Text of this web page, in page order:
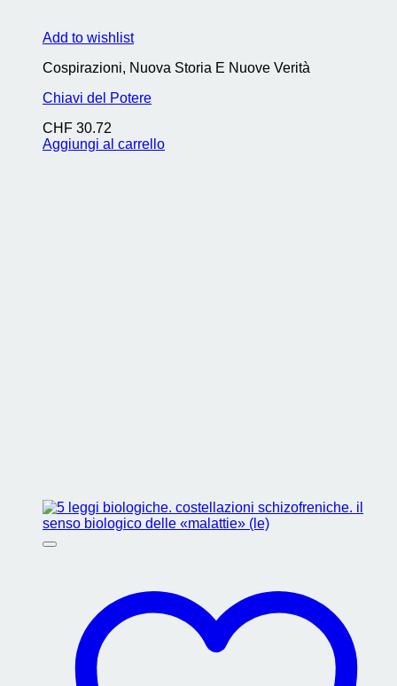
Add to wishlist
Cospirazioni, Nuova Storia E Nuove Verità
Chiavi del Potere
CHF 30.72
Aggiungi al carrello